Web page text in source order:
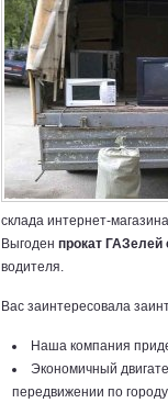
склада интернет-
Выгоден прокат ГАЗелей
водителя.
Вас заинтересовала
Наша компания
Экономичный
передвижении по